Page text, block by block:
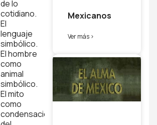
de lo
cotidiano.
El
lenguaje
simbólico.
El hombre
como
animal
simbólico.
El mito
como
condensación
Mexicanos
Ver más >